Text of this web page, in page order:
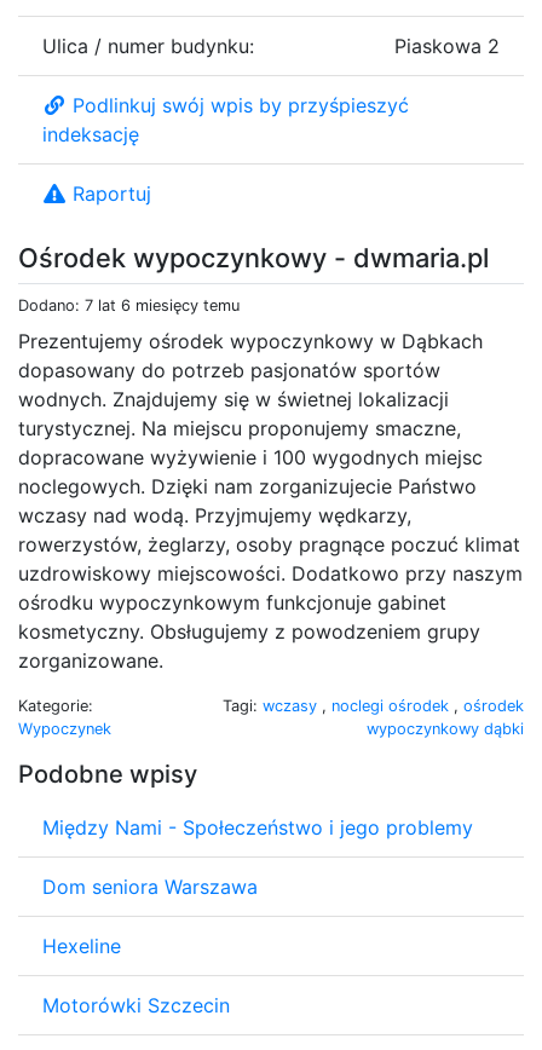
Ośrodek wypoczynkowy - dwmaria.pl
Dodano: 7 lat 6 miesięcy temu
Prezentujemy ośrodek wypoczynkowy w Dąbkach
dopasowany do potrzeb pasjonatów sportów
wodnych. Znajdujemy się w świetnej lokalizacji
turystycznej. Na miejscu proponujemy smaczne,
dopracowane wyżywienie i 100 wygodnych miejsc
noclegowych. Dzięki nam zorganizujecie Państwo
wczasy nad wodą. Przyjmujemy wędkarzy,
rowerzystów, żeglarzy, osoby pragnące poczuć klimat
uzdrowiskowy miejscowości. Dodatkowo przy naszym
ośrodku wypoczynkowym funkcjonuje gabinet
kosmetyczny. Obsługujemy z powodzeniem grupy
zorganizowane.
Kategorie:
Wypoczynek
Tagi: wczasy , noclegi ośrodek , ośrodek
wypoczynkowy dąbki
Podobne wpisy
Między Nami - Społeczeństwo i jego problemy
Dom seniora Warszawa
Hexeline
Motorówki Szczecin
Ulica / numer budynku: Piaskowa 2
Podlinkuj swój wpis by przyśpieszyć
indeksację
Raportuj